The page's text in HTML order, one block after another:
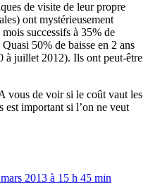
de visite de leur propre
ont mystérieusement
successifs à 35% de
50% de baisse en 2 ans
à juillet 2012). Ils ont peut-être
vous de voir si le coût vaut les
est important si l’on ne veut
2013 à 15 h 45 min